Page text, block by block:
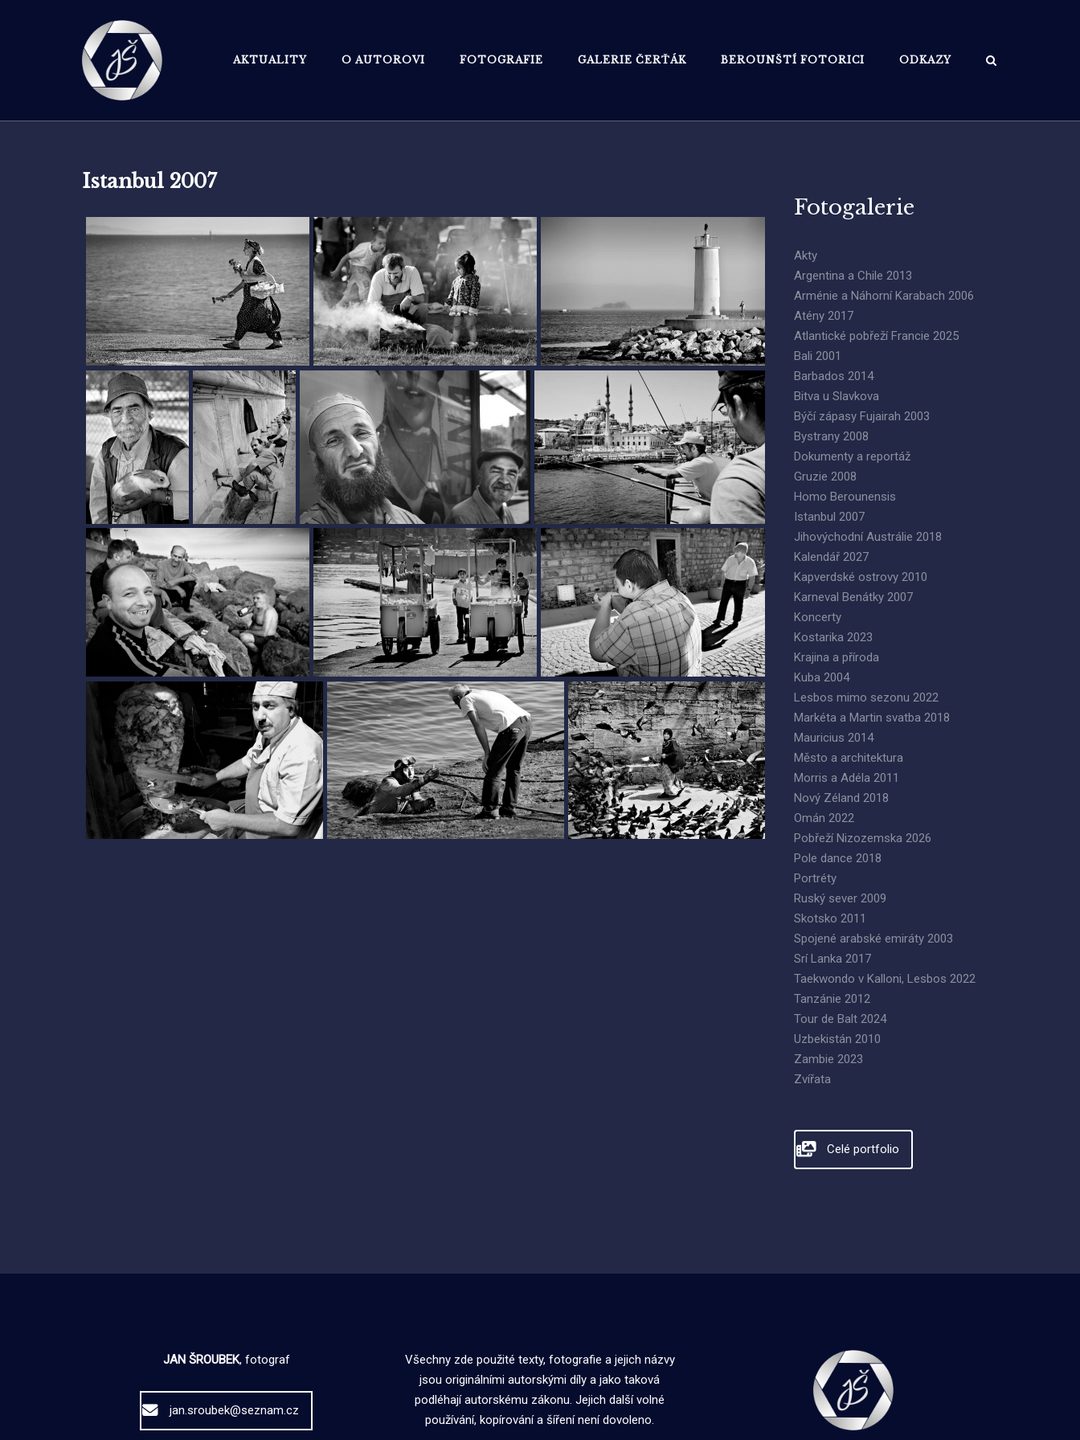
AKTUALITY O AUTOROVI FOTOGRAFIE GALERIE ČERŤÁK BEROUNŠTÍ FOTORICI ODKAZY
Istanbul 2007
Fotogalerie
Akty
Argentina a Chile 2013
Arménie a Náhorní Karabach 2006
Atény 2017
Atlantické pobřeží Francie 2025
Bali 2001
Barbados 2014
Bitva u Slavkova
Býčí zápasy Fujairah 2003
Bystrany 2008
Dokumenty a reportáž
Gruzie 2008
Homo Berounensis
Istanbul 2007
Jihovýchodní Austrálie 2018
Kalendář 2027
Kapverdské ostrovy 2010
Karneval Benátky 2007
Koncerty
Kostarika 2023
Krajina a příroda
Kuba 2004
Lesbos mimo sezonu 2022
Markéta a Martin svatba 2018
Mauricius 2014
Město a architektura
Morris a Adéla 2011
Nový Zéland 2018
Omán 2022
Pobřeží Nizozemska 2026
Pole dance 2018
Portréty
Ruský sever 2009
Skotsko 2011
Spojené arabské emiráty 2003
Srí Lanka 2017
Taekwondo v Kalloni, Lesbos 2022
Tanzánie 2012
Tour de Balt 2024
Uzbekistán 2010
Zambie 2023
Zvířata
Celé portfolio
JAN ŠROUBEK, fotograf
jan.sroubek@seznam.cz
Všechny zde použité texty, fotografie a jejich názvy
jsou originálními autorskými díly a jako taková
podléhají autorskému zákonu. Jejich další volné
používání, kopírování a šíření není dovoleno.